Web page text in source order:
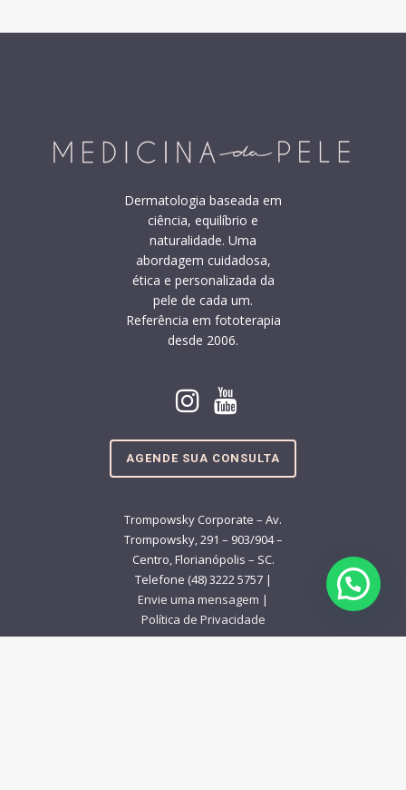
Dermatologia baseada em
ciência, equilíbrio e
naturalidade. Uma
abordagem cuidadosa,
ética e personalizada da
pele de cada um.
Referência em fototerapia
desde 2006.
AGENDE SUA CONSULTA
Trompowsky Corporate – Av.
Trompowsky, 291 – 903/904 –
Centro, Florianópolis – SC.
Telefone (48) 3222 5757 |
Envie uma mensagem |
Política de Privacidade